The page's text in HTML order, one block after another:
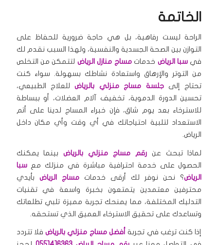
الخاتمة
الراحة ليست رفاهية، بل هي حاجة ضرورية للحفاظ على
التوازن بين الصحة الجسدية والنفسية، ولهذا السبب نقدم لك
فيسبا الرياض خدماتمساج منازل الرياض لتتمكن من التخلص
من التوتر والإرهاق واستعادة نشاطك بسهولة. سواء كنت
تحتاج إلىجلسة مساج منزلي بالرياضللعلاج الطبيعي،
تحسين الدورة الدموية، تخفيف آلام العضلات، أو ببساطة
للاسترخاء بعد يوم شاق، فإن خبراء المساج لدينا على أتم
الاستعداد لتلبية احتياجاتك في أي وقت وأي مكان داخل
الرياض.
لماذا تبحث عنرقم مساج منزلي بالرياضبينما يمكنك
الحصول على خدمة احترافية مباشرة في منزلك معسبا
الرياض؟ نحن نوفر لك أرقى خدماتمساج الرياض بأيدي
محترفين معتمدين يتمتعون بخبرة واسعة في تقنيات
التدليك المختلفة، مما يمنحك تجربة مميزة تلبي تطلعاتك
وتساعدك على تحقيق الاسترخاء العميق الذي تستحقه.
إذا كنت ترغب في تجربة أفضل مساج منزلي بالرياضفلا تتردد